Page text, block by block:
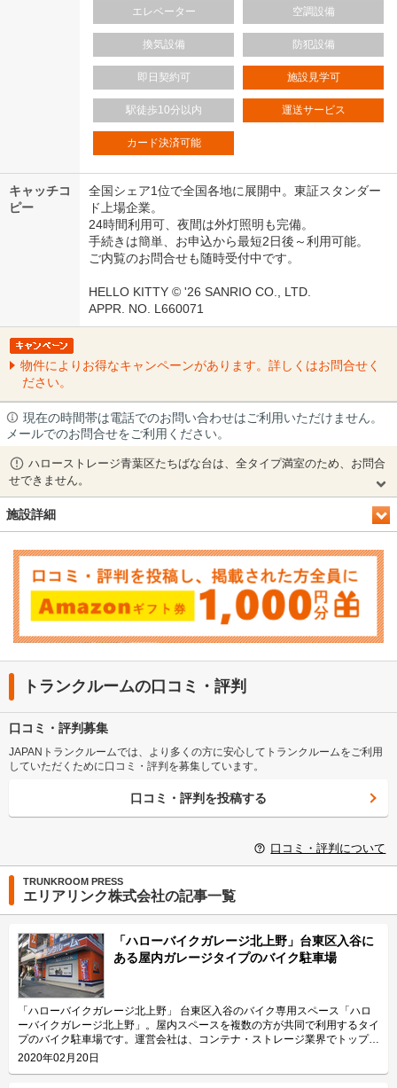
エレベーター 空調設備
換気設備 防犯設備
即日契約可 施設見学可
駅徒歩10分以内 運送サービス
カード決済可能
キャッチコ
ピー
全国シェア1位で全国各地に展開中。東証スタンダー
ド上場企業。
24時間利用可、夜間は外灯照明も完備。
手続きは簡単、お申込から最短2日後～利用可能。
ご内覧のお問合せも随時受付中です。
HELLO KITTY © '26 SANRIO CO., LTD.
APPR. NO. L660071
物件によりお得なキャンペーンがあります。詳しくはお問合せく
ださい。
現在の時間帯は電話でのお問い合わせはご利用いただけません。
メールでのお問合せをご利用ください。
ハローストレージ青葉区たちばな台は、全タイプ満室のため、お問合
せできません。
施設詳細
トランクルームの口コミ・評判
口コミ・評判募集
JAPANトランクルームでは、より多くの方に安心してトランクルームをご利用
していただくために口コミ・評判を募集しています。
口コミ・評判を投稿する
口コミ・評判について
TRUNKROOM PRESS
エリアリンク株式会社の記事一覧
「ハローバイクガレージ北上野」台東区入谷に
ある屋内ガレージタイプのバイク駐車場
「ハローバイクガレージ北上野」 台東区入谷のバイク専用スペース「ハロ
ーバイクガレージ北上野」。屋内スペースを複数の方が共同で利用するタイ
プのバイク駐車場です。運営会社は、コンテナ・ストレージ業界でトップレ
ベルのシェアを誇り、東証マザーズにも上場しているエリアリンク株式会
社。 今回は、エリアリンク株式会社が運営している「ハローバイクガレー
2020年02月20日